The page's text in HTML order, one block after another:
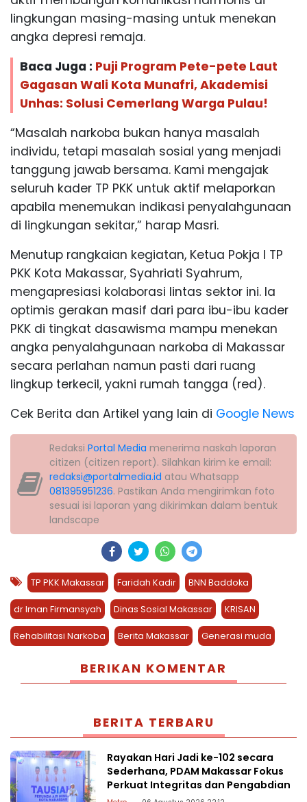
lingkungan masing-masing untuk menekan
angka depresi remaja.
Baca Juga : Puji Program Pete-pete Laut
Gagasan Wali Kota Munafri, Akademisi
Unhas: Solusi Cemerlang Warga Pulau!
“Masalah narkoba bukan hanya masalah
individu, tetapi masalah sosial yang menjadi
tanggung jawab bersama. Kami mengajak
seluruh kader TP PKK untuk aktif melaporkan
apabila menemukan indikasi penyalahgunaan
di lingkungan sekitar,” harap Masri.
Menutup rangkaian kegiatan, Ketua Pokja I TP
PKK Kota Makassar, Syahriati Syahrum,
mengapresiasi kolaborasi lintas sektor ini. Ia
optimis gerakan masif dari para ibu-ibu kader
PKK di tingkat dasawisma mampu menekan
angka penyalahgunaan narkoba di Makassar
secara perlahan namun pasti dari ruang
lingkup terkecil, yakni rumah tangga (red).
Cek Berita dan Artikel yang lain di Google News
Redaksi Portal Media menerima naskah laporan
citizen (citizen report). Silahkan kirim ke email:
redaksi@portalmedia.id atau Whatsapp
081395951236. Pastikan Anda mengirimkan foto
sesuai isi laporan yang dikirimkan dalam bentuk
landscape
TP PKK Makassar Faridah Kadir BNN Baddoka
dr Iman Firmansyah Dinas Sosial Makassar KRISAN
Rehabilitasi Narkoba Berita Makassar Generasi muda
BERIKAN KOMENTAR
BERITA TERBARU
Rayakan Hari Jadi ke-102 secara
Sederhana, PDAM Makassar Fokus
Perkuat Integritas dan Pengabdian